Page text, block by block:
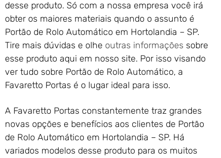
Portão de Garagem de
Enrolar em Nova Iguaçu – RJ
Portão de Garagem de
Enrolar em Nova Friburgo –
RJ
desse produto. Só com a nossa empresa você irá
obter os maiores materiais quando o assunto é
Portão de Rolo Automático em Hortolandia – SP.
Tire mais dúvidas e olhe outras informações sobre
esse produto aqui em nosso site. Por isso visando
ver tudo sobre Portão de Rolo Automático, a
Favaretto Portas é o lugar ideal para isso.
A Favaretto Portas constantemente traz grandes
novas opções e benefícios aos clientes de Portão
de Rolo Automático em Hortolandia – SP. Há
variados modelos desse produto para os muitos